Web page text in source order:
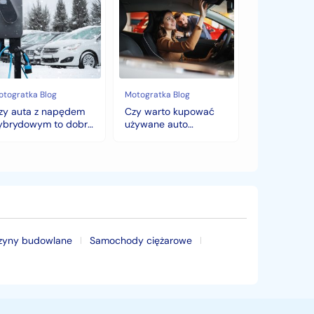
Blog
auta z napędem
to dobry
warto
kupować
używane
auto
jesienią?
Sezonowe
zmiany
cen,
które
zaskoczą
każdego
Motogratka Blog
Czy warto kupować
używane auto
budowlane
Samochody ciężarowe